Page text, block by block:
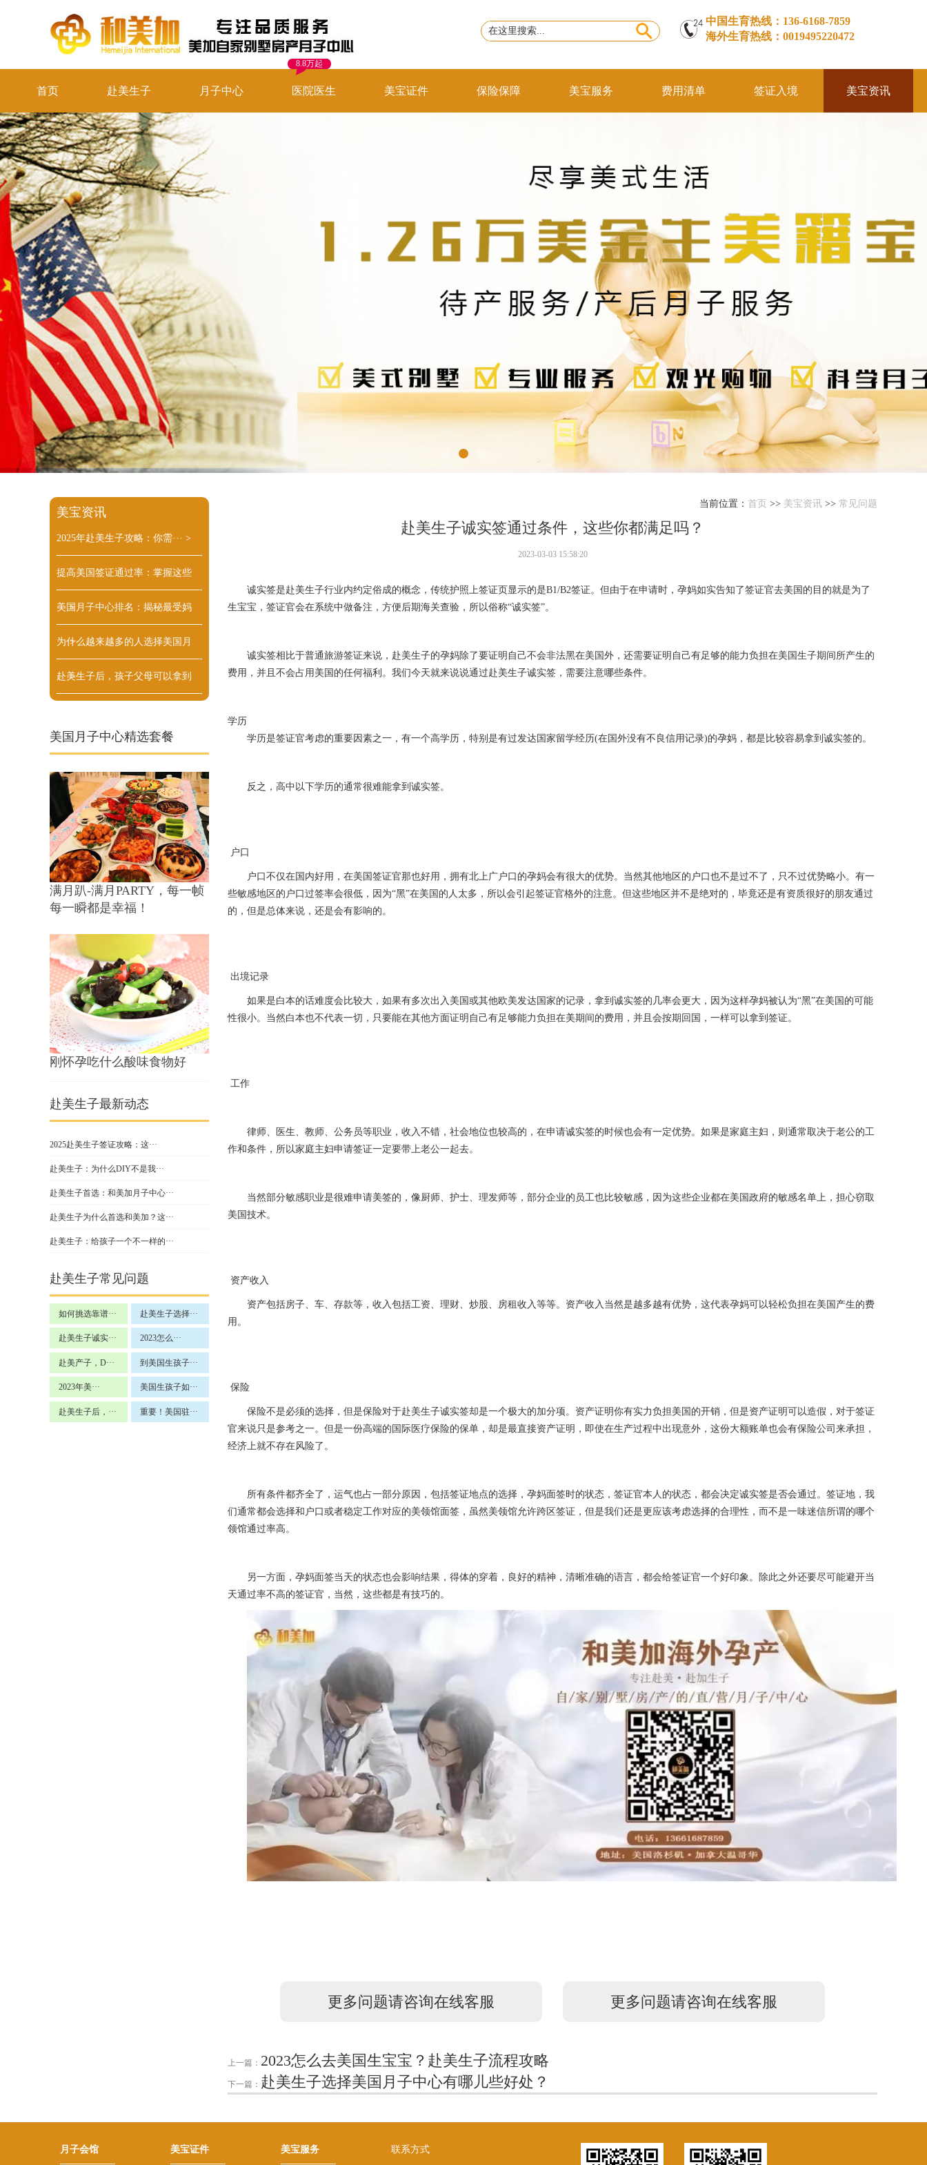
中国生育热线：136-6168-7859
海外生育热线：0019495220472
8.8万起
首页 赴美生子 月子中心 医院医生 美宝证件 保险保障 美宝服务 费用清单 签证入境 美宝资讯
当前位置： 首页 >> 美宝资讯 >> 常见问题
赴美生子诚实签通过条件，这些你都满足吗？
2023-03-03 15:58:20
诚实签是赴美生子行业内约定俗成的概念，传统护照上签证页显示的是B1/B2签证。但由于在申请时，孕妈如实告知了签证官去美国的目的就是为了
生宝宝，签证官会在系统中做备注，方便后期海关查验，所以俗称“诚实签”。
诚实签相比于普通旅游签证来说，赴美生子的孕妈除了要证明自己不会非法黑在美国外，还需要证明自己有足够的能力负担在美国生子期间所产生的
费用，并且不会占用美国的任何福利。我们今天就来说说通过赴美生子诚实签，需要注意哪些条件。
学历
学历是签证官考虑的重要因素之一，有一个高学历，特别是有过发达国家留学经历(在国外没有不良信用记录)的孕妈，都是比较容易拿到诚实签的。
反之，高中以下学历的通常很难能拿到诚实签。
户口
户口不仅在国内好用，在美国签证官那也好用，拥有北上广户口的孕妈会有很大的优势。当然其他地区的户口也不是过不了，只不过优势略小。有一
些敏感地区的户口过签率会很低，因为“黑”在美国的人太多，所以会引起签证官格外的注意。但这些地区并不是绝对的，毕竟还是有资质很好的朋友通过
的，但是总体来说，还是会有影响的。
出境记录
如果是白本的话难度会比较大，如果有多次出入美国或其他欧美发达国家的记录，拿到诚实签的几率会更大，因为这样孕妈被认为“黑”在美国的可能
性很小。当然白本也不代表一切，只要能在其他方面证明自己有足够能力负担在美期间的费用，并且会按期回国，一样可以拿到签证。
工作
律师、医生、教师、公务员等职业，收入不错，社会地位也较高的，在申请诚实签的时候也会有一定优势。如果是家庭主妇，则通常取决于老公的工
作和条件，所以家庭主妇申请签证一定要带上老公一起去。
当然部分敏感职业是很难申请美签的，像厨师、护士、理发师等，部分企业的员工也比较敏感，因为这些企业都在美国政府的敏感名单上，担心窃取
美国技术。
资产收入
资产包括房子、车、存款等，收入包括工资、理财、炒股、房租收入等等。资产收入当然是越多越有优势，这代表孕妈可以轻松负担在美国产生的费
用。
保险
保险不是必须的选择，但是保险对于赴美生子诚实签却是一个极大的加分项。资产证明你有实力负担美国的开销，但是资产证明可以造假，对于签证
官来说只是参考之一。但是一份高端的国际医疗保险的保单，却是最直接资产证明，即使在生产过程中出现意外，这份大额账单也会有保险公司来承担，
经济上就不存在风险了。
所有条件都齐全了，运气也占一部分原因，包括签证地点的选择，孕妈面签时的状态，签证官本人的状态，都会决定诚实签是否会通过。签证地，我
们通常都会选择和户口或者稳定工作对应的美领馆面签，虽然美领馆允许跨区签证，但是我们还是更应该考虑选择的合理性，而不是一味迷信所谓的哪个
领馆通过率高。
另一方面，孕妈面签当天的状态也会影响结果，得体的穿着，良好的精神，清晰准确的语言，都会给签证官一个好印象。除此之外还要尽可能避开当
天通过率不高的签证官，当然，这些都是有技巧的。
更多问题请咨询在线客服 更多问题请咨询在线客服
上一篇： 2023怎么去美国生宝宝？赴美生子流程攻略
下一篇： 赴美生子选择美国月子中心有哪儿些好处？
美宝资讯
2025年赴美生子攻略：你需··· >
提高美国签证通过率：掌握这些
···>
美国月子中心排名：揭秘最受妈
···>
为什么越来越多的人选择美国月
···>
赴美生子后，孩子父母可以拿到
美国月子中心精选套餐
满月趴-满月PARTY，每一帧
每一瞬都是幸福！
刚怀孕吃什么酸味食物好
赴美生子最新动态
2025赴美生子签证攻略：这···
赴美生子：为什么DIY不是我···
赴美生子首选：和美加月子中心···
赴美生子为什么首选和美加？这···
赴美生子：给孩子一个不一样的···
赴美生子常见问题
如何挑选靠谱··· 赴美生子选择···
赴美生子诚实··· 2023怎么···
赴美产子，D··· 到美国生孩子···
2023年美··· 美国生孩子如···
赴美生子后，··· 重要！美国驻···
月子会馆 美宝证件 美宝服务
联系方式